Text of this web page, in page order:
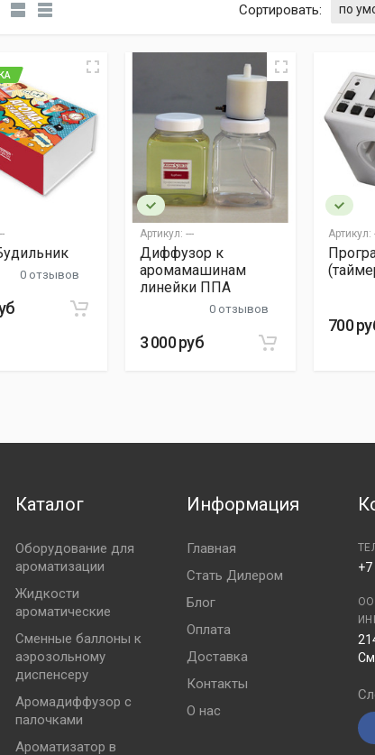
Сортировать:
0 отзывов
Артикул: ---
Диффузор к
аромамашинам
линейки ППА
0 отзывов
3 000 руб
Артикул:
700
Каталог
Оборудование для
ароматизации
Жидкости
ароматические
Сменные баллоны к
аэрозольному
диспенсеру
Аромадиффузор с
палочками
Ароматизатор в
Информация
Главная
Стать Дилером
Блог
Оплата
Доставка
Контакты
О нас